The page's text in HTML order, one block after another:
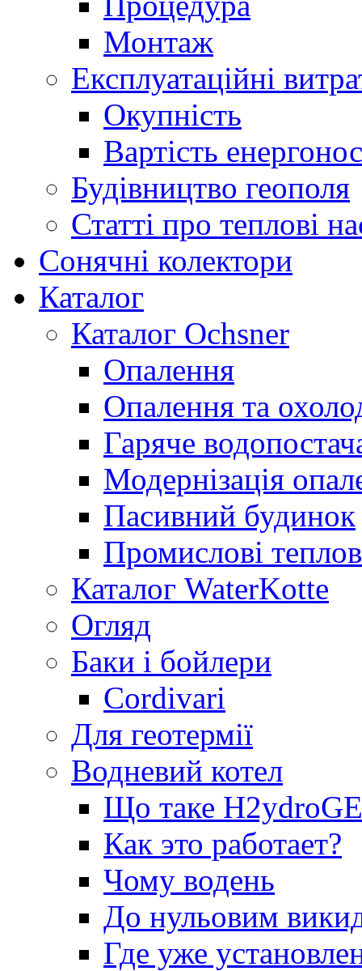
Монтаж
Експлуатаційні
Окупність
Вартість
Будівництво геополя
Статті про теплові
Сонячні колектори
Каталог
Каталог Ochsner
Опалення
Опалення та
Гаряче
Модернізація
Пасивний будинок
Промислові
Каталог WaterKotte
Огляд
Баки і бойлери
Cordivari
Для геотермії
Водневий котел
Що таке
Как это работает?
Чому водень
До нульовим
Где уже